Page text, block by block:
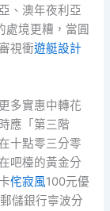
、澳年夜利亞
處境更糟，當圓
視衝遊艇設計
多實惠中轉花
應「第三階
十點零三分零
吧檯的黃金分
侘寂風100元優
儲銀行寧波分